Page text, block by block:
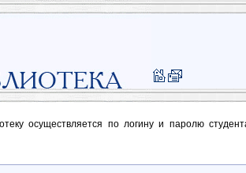
осуществляется по логину и паролю